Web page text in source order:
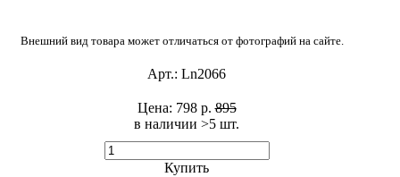
Внешний вид товара может отличаться от фотографий на сайте.
Арт.: Ln2066
в наличии >5 шт. ​
Цена: 798 р.895
Купить